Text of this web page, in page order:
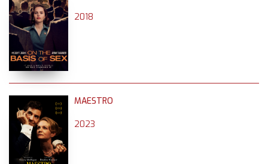
2018
MAESTRO
2023